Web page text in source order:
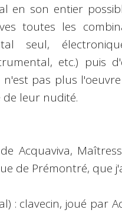
en son entier
toutes les
seul,
etc.) puis
pas plus
leur nudité.
Acquaviva,
de Prémontré, que
: clavecin, joué par